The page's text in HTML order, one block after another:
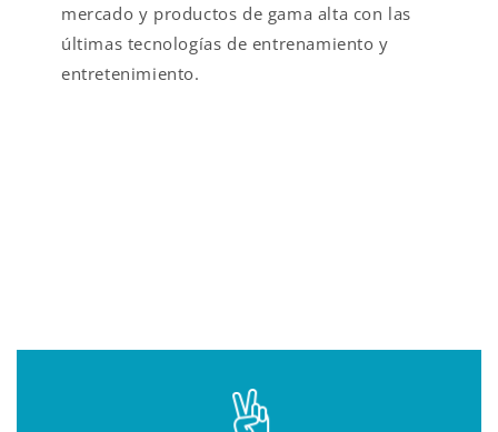
mercado y productos de gama alta con las
últimas tecnologías de entrenamiento y
entretenimiento.